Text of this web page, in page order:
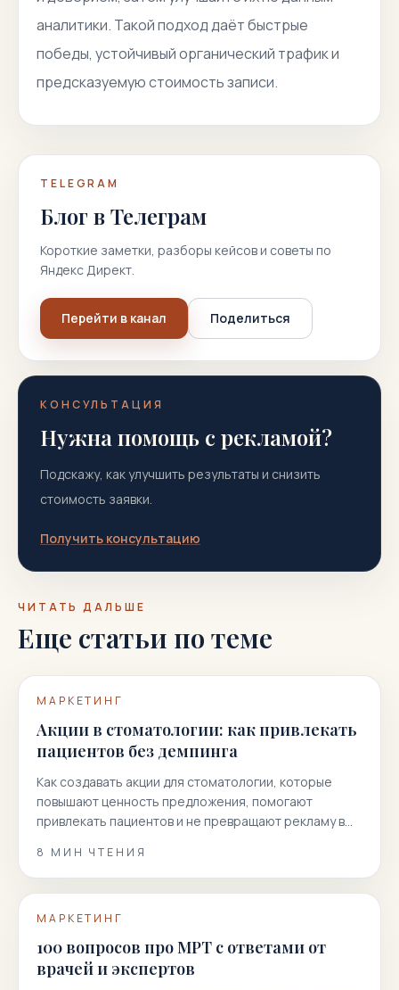
аналитики. Такой подход даёт быстрые
победы, устойчивый органический трафик и
предсказуемую стоимость записи.
TELEGRAM
Блог в Телеграм
Короткие заметки, разборы кейсов и советы по
Яндекс Директ.
Перейти в канал Поделиться
КОНСУЛЬТАЦИЯ
Нужна помощь с рекламой?
Подскажу, как улучшить результаты и снизить
стоимость заявки.
Получить консультацию
ЧИТАТЬ ДАЛЬШЕ
Еще статьи по теме
МАРКЕТИНГ
Акции в стоматологии: как привлекать
пациентов без демпинга
Как создавать акции для стоматологии, которые
повышают ценность предложения, помогают
привлекать пациентов и не превращают рекламу в
8 МИН ЧТЕНИЯ
МАРКЕТИНГ
100 вопросов про МРТ с ответами от
врачей и экспертов